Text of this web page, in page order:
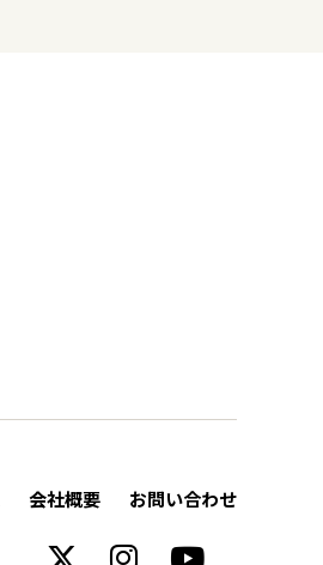
会社概要 お問い合わせ